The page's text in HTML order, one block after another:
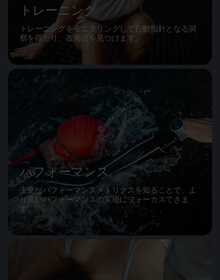
トレーニング
トレーニングをモニタリングして行動指針となる洞
察を得たり、改善点を見つけます。
パフォーマンス
主要なパフォーマンスメトリクスを知ることで、よ
り良いパフォーマンスの実現にフォーカスできま
す。